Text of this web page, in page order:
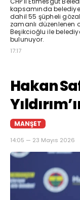
kapsamında
dahil 55 şüpheli
zamanlı düzenlenen
Beşikcioğlu ile
bulunuyor.
17:17